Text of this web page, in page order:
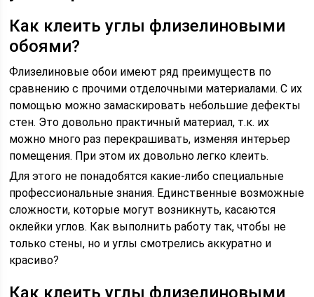
Как клеить углы флизелиновыми
обоями?
Флизелиновые обои имеют ряд преимуществ по
сравнению с прочими отделочными материалами. С их
помощью можно замаскировать небольшие дефекты
стен. Это довольно практичный материал, т.к. их
можно много раз перекрашивать, изменяя интерьер
помещения. При этом их довольно легко клеить.
Для этого не понадобятся какие-либо специальные
профессиональные знания. Единственные возможные
сложности, которые могут возникнуть, касаются
оклейки углов. Как выполнить работу так, чтобы не
только стены, но и углы смотрелись аккуратно и
красиво?
Как клеить углы флизелиновыми